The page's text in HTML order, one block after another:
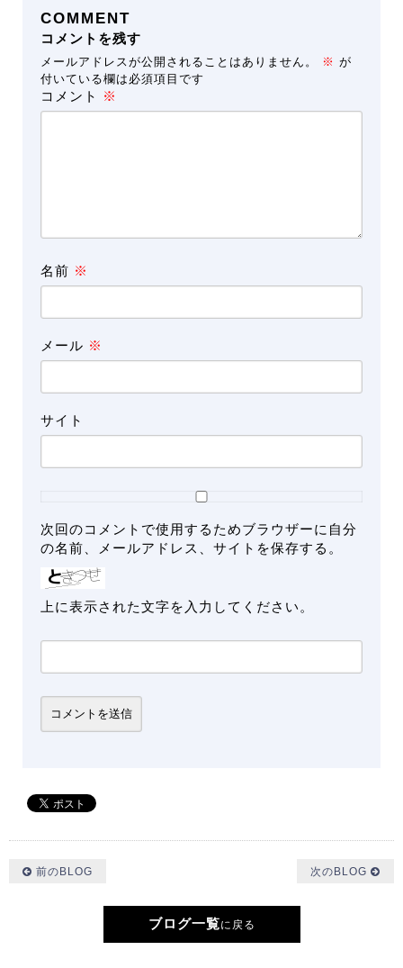
COMMENT
コメントを残す
メールアドレスが公開されることはありません。 ※ が
付いている欄は必須項目です
コメント ※
名前 ※
メール ※
サイト
次回のコメントで使用するためブラウザーに自分
の名前、メールアドレス、サイトを保存する。
上に表示された文字を入力してください。
前のBLOG 次のBLOG
ブログ一覧に戻る